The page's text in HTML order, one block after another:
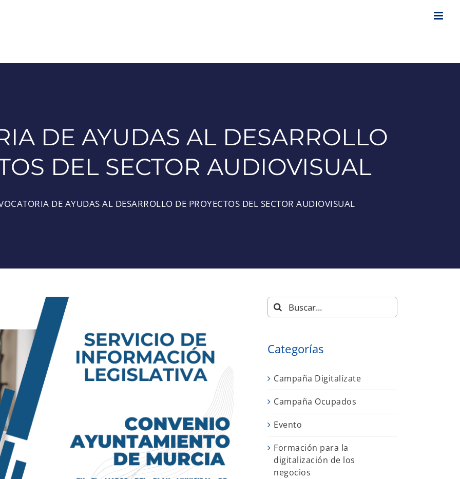
DE AYUDAS AL DESARROLLO
DEL SECTOR AUDIOVISUAL
DE AYUDAS AL DESARROLLO DE PROYECTOS DEL SECTOR AUDIOVISUAL
Buscar:
Categorías
Campaña Digitalízate
Campaña Ocupados
Evento
Formación para la
digitalización de los
negocios